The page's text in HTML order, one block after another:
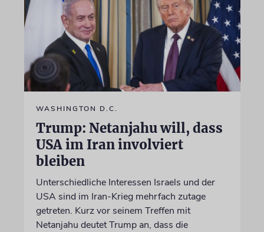
WASHINGTON D.C.
Trump: Netanjahu will, dass
USA im Iran involviert
bleiben
Unterschiedliche Interessen Israels und der
USA sind im Iran-Krieg mehrfach zutage
getreten. Kurz vor seinem Treffen mit
Netanjahu deutet Trump an, dass die